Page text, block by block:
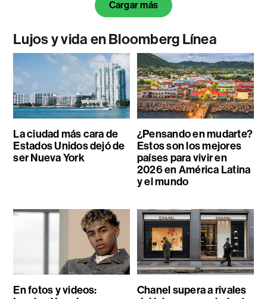
Cargar más
Lujos y vida en Bloomberg Línea
La ciudad más cara de
Estados Unidos dejó de
ser Nueva York
¿Pensando en mudarte?
Estos son los mejores
países para vivir en
2026 en América Latina
y el mundo
En fotos y videos:
Chanel supera a rivales